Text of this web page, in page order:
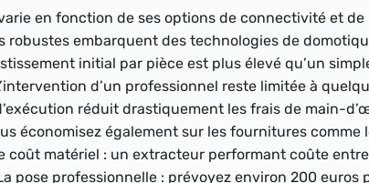
en fonction de ses options de connectivité et de
robustes embarquent des technologies de
initial par pièce est plus élevé qu’un
d’un professionnel reste limitée à
réduit drastiquement les frais de main-
économisez également sur les fournitures comme
coût matériel : un extracteur performant coûte
pose professionnelle : prévoyez environ 200 euros